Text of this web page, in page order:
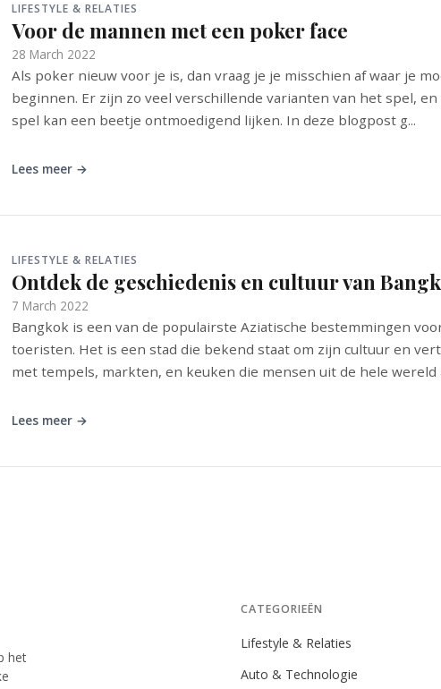
LIFESTYLE & RELATIES
Voor de mannen met een poker face
28 March 2022
Als poker nieuw voor je is, dan vraag je je misschien af waar je
beginnen. Er zijn zo veel verschillende varianten van het spel, en
spel kan een beetje ontmoedigend lijken. In deze blogpost g...
Lees meer →
LIFESTYLE & RELATIES
Ontdek de geschiedenis en cultuur van
7 March 2022
Bangkok is een van de populairste Aziatische bestemmingen
toeristen. Het is een stad die bekend staat om zijn cultuur en
met tempels, markten, en keuken die mensen uit de hele wereld
Lees meer →
het
CATEGORIEËN
Lifestyle & Relaties
Auto & Technologie